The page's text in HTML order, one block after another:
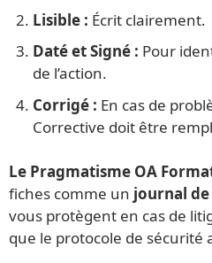
Lisible : Écrit clairement.
Daté et Signé : Pour
de l’action.
Corrigé : En cas de
Corrective doit être
Le Pragmatisme OA
fiches comme un journal
vous protègent en cas de
que le protocole de sécurité